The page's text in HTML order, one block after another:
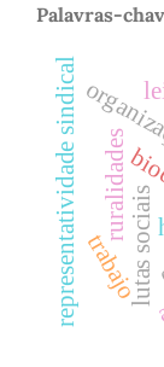
Palavras-
lutas sociais
ruralidades
representatividade sindicaltrabajo